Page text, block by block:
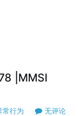
|MMSI
常行为 无评论